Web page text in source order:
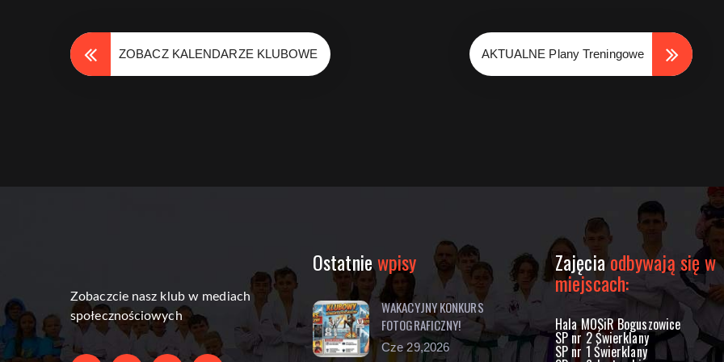
ZOBACZ KALENDARZE KLUBOWE AKTUALNE Plany Treningowe
Zobaczcie nasz klub w mediach
społecznościowych
Ostatniewpisy
WAKACYJNY KONKURS
FOTOGRAFICZNY!
Cze 29,2026
Zajęciaodbywają się w
miejscach:
Hala MOSiR Boguszowice
SP nr 2 Świerklany
SP nr 1 Świerklany